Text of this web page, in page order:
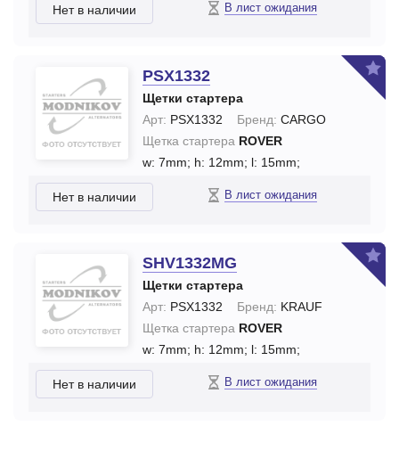
Нет в наличии В лист ожидания
PSX1332
Щетки стартера
Арт: PSX1332 Бренд: CARGO
Щетка стартера ROVER
w: 7mm; h: 12mm; l: 15mm;
Нет в наличии В лист ожидания
SHV1332MG
Щетки стартера
Арт: PSX1332 Бренд: KRAUF
Щетка стартера ROVER
w: 7mm; h: 12mm; l: 15mm;
Нет в наличии В лист ожидания